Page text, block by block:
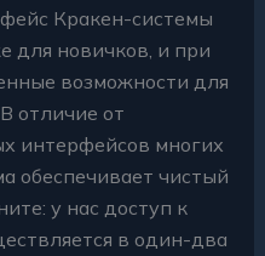
Кракен-системы
для новичков, и при
возможности для
отличие от
интерфейсов многих
обеспечивает чистый
у нас доступ к
в один-два